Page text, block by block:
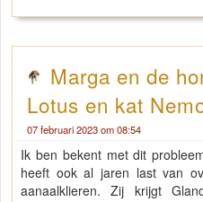
Marga en de
Lotus en kat
07 februari 2023 om 08:54
Ik ben bekent met dit
heeft ook al jaren last van
aanaalklieren. Zij krijgt